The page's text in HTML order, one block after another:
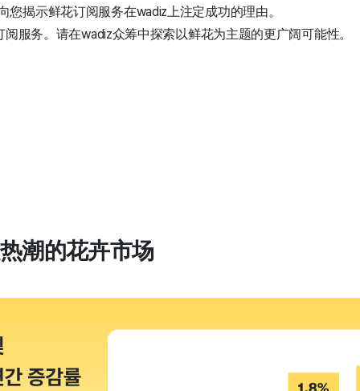
您揭示鲜花订阅服务在wadiz上注定成功的理由。
服务。请在wadiz众筹中探索以鲜花为主题的更广阔可能性。
潮的花卉市场